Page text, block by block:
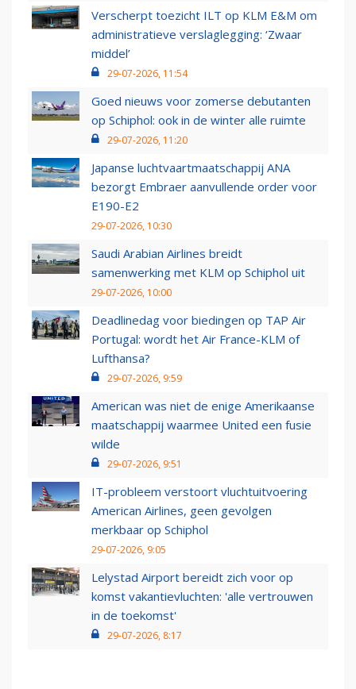
Verscherpt toezicht ILT op KLM E&M om
administratieve verslaglegging: ‘Zwaar
middel’
29-07-2026, 11:54
Goed nieuws voor zomerse debutanten
op Schiphol: ook in de winter alle ruimte
29-07-2026, 11:20
Japanse luchtvaartmaatschappij ANA
bezorgt Embraer aanvullende order voor
E190-E2
29-07-2026, 10:30
Saudi Arabian Airlines breidt
samenwerking met KLM op Schiphol uit
29-07-2026, 10:00
Deadlinedag voor biedingen op TAP Air
Portugal: wordt het Air France-KLM of
Lufthansa?
29-07-2026, 9:59
American was niet de enige Amerikaanse
maatschappij waarmee United een fusie
wilde
29-07-2026, 9:51
IT-probleem verstoort vluchtuitvoering
American Airlines, geen gevolgen
merkbaar op Schiphol
29-07-2026, 9:05
Lelystad Airport bereidt zich voor op
komst vakantievluchten: 'alle vertrouwen
in de toekomst'
29-07-2026, 8:17